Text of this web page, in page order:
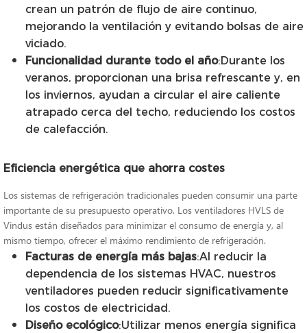
crean un patrón de flujo de aire continuo,
mejorando la ventilación y evitando bolsas de aire
viciado.
Funcionalidad durante todo el año:Durante los
veranos, proporcionan una brisa refrescante y, en
los inviernos, ayudan a circular el aire caliente
atrapado cerca del techo, reduciendo los costos
de calefacción.
Eficiencia energética que ahorra costes
Los sistemas de refrigeración tradicionales pueden consumir una parte
importante de su presupuesto operativo. Los ventiladores HVLS de
Vindus están diseñados para minimizar el consumo de energía y, al
mismo tiempo, ofrecer el máximo rendimiento de refrigeración.
Facturas de energía más bajas:Al reducir la
dependencia de los sistemas HVAC, nuestros
ventiladores pueden reducir significativamente
los costos de electricidad.
Diseño ecológico:Utilizar menos energía significa